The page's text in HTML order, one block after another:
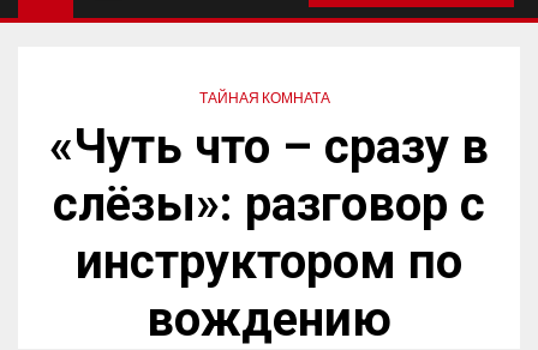
ТАЙНАЯ КОМНАТА
«Чуть что – сразу в
слёзы»: разговор с
инструктором по
вождению